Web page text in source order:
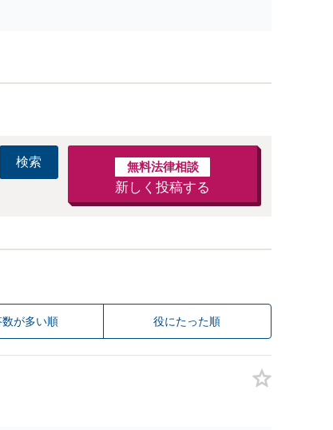
検索 無料法律相談
新しく投稿する
数が多い順 役にたった順